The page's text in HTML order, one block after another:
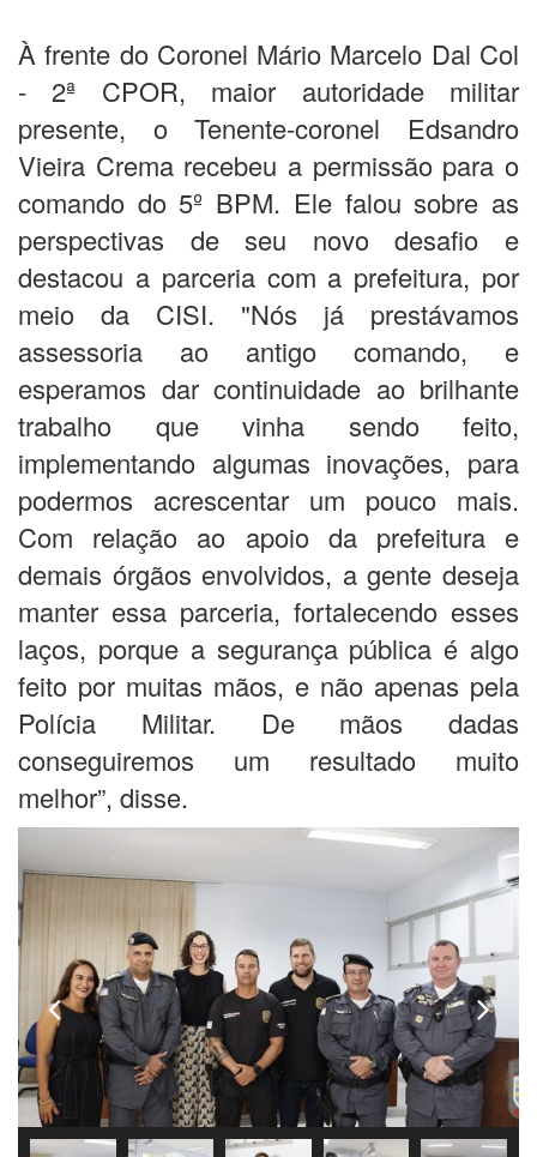
À frente do Coronel Mário Marcelo Dal Col
- 2ª CPOR, maior autoridade militar
presente, o Tenente-coronel Edsandro
Vieira Crema recebeu a permissão para o
comando do 5º BPM. Ele falou sobre as
perspectivas de seu novo desafio e
destacou a parceria com a prefeitura, por
meio da CISI. "Nós já prestávamos
assessoria ao antigo comando, e
esperamos dar continuidade ao brilhante
trabalho que vinha sendo feito,
implementando algumas inovações, para
podermos acrescentar um pouco mais.
Com relação ao apoio da prefeitura e
demais órgãos envolvidos, a gente deseja
manter essa parceria, fortalecendo esses
laços, porque a segurança pública é algo
feito por muitas mãos, e não apenas pela
Polícia Militar. De mãos dadas
conseguiremos um resultado muito
melhor”, disse.